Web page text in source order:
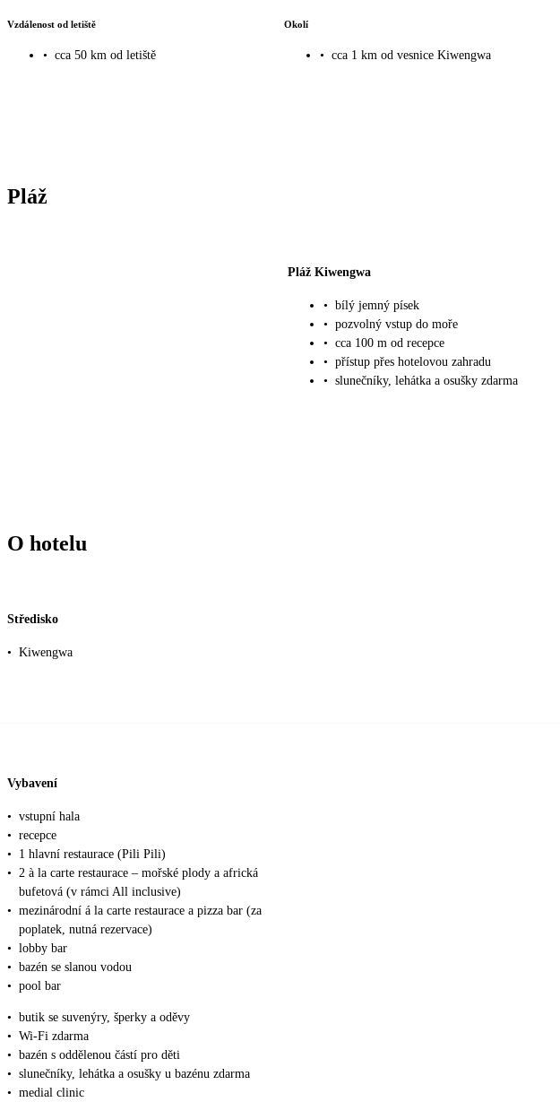
Vzdálenost od letiště
• cca 50 km od letiště
Okolí
• cca 1 km od vesnice Kiwengwa
Pláž
Pláž Kiwengwa
• bílý jemný písek
• pozvolný vstup do moře
• cca 100 m od recepce
• přístup přes hotelovou zahradu
• slunečníky, lehátka a osušky zdarma
O hotelu
Středisko
• Kiwengwa
Vybavení
• vstupní hala
• recepce
•
1 hlavní restaurace (Pili Pili)
• 2 à la carte restaurace – mořské plody a africká
bufetová (v rámci All inclusive)
• mezinárodní á la carte restaurace a pizza bar (za
poplatek, nutná rezervace)
• lobby bar
• bazén se slanou vodou
• pool bar
• butik se suvenýry, šperky a oděvy
• Wi-Fi zdarma
• bazén s oddělenou částí pro děti
• slunečníky, lehátka a osušky u bazénu zdarma
• medial clinic